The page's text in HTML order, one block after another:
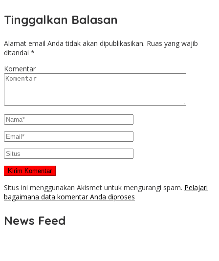
Tinggalkan Balasan
Alamat email Anda tidak akan dipublikasikan. Ruas yang wajib
ditandai *
Komentar
Situs ini menggunakan Akismet untuk mengurangi spam. Pelajari
bagaimana data komentar Anda diproses
News Feed